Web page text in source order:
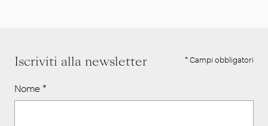
Iscriviti alla newsletter * Campi obbligatori
Nome *